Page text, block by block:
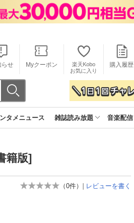
らせ Myクーポン
楽天Kobo
お気に入り
購入履歴
タメニュース 雑誌読み放題 音楽配信
籍版]
（0件） | レビューを書く